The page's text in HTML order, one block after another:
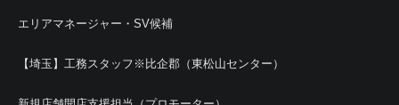
エリアマネージャー・SV候補
【埼玉】工務スタッフ※比企郡（東松山センター）